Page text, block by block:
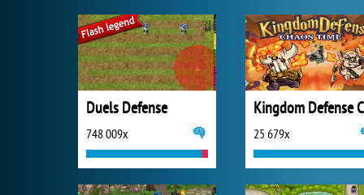
Duels Defense
748 009x 25 679x